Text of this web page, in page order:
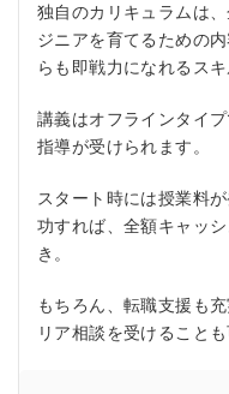
独自のカリキュラムは
ジニアを育てるための
らも即戦力になれるス
講義はオフラインタイ
指導が受けられます。
スタート時には授業料
功すれば、全額キャッ
き。
もちろん、転職支援も
リア相談を受けることも